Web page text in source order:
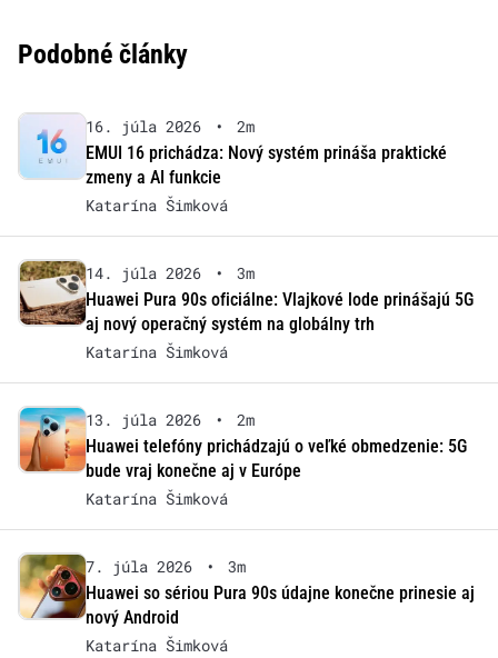
Podobné články
16. júla 2026 •
2m
EMUI 16 prichádza: Nový systém prináša praktické
zmeny a AI funkcie
Katarína Šimková
14. júla 2026 •
3m
Huawei Pura 90s oficiálne: Vlajkové lode prinášajú 5G
aj nový operačný systém na globálny trh
Katarína Šimková
13. júla 2026 •
2m
Huawei telefóny prichádzajú o veľké obmedzenie: 5G
bude vraj konečne aj v Európe
Katarína Šimková
7. júla 2026 •
3m
Huawei so sériou Pura 90s údajne konečne prinesie aj
nový Android
Katarína Šimková